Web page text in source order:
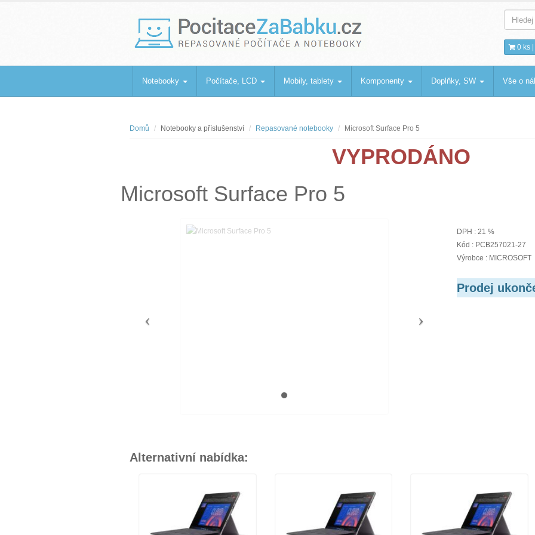
PocitaceZaBabku.cz
Repasované počítače a notebooky 0 ks |
Notebooky Počítače, LCD Mobily, tablety Komponenty Doplňky, SW Vše o
Domů Notebooky a příslušenství Repasované notebooky Microsoft Surface Pro 5
VYPRODÁNO
Microsoft Surface Pro 5
DPH : 21 %
Kód : PCB257021-27
Výrobce : MICROSOFT
Prodej
Alternativní nabídka: